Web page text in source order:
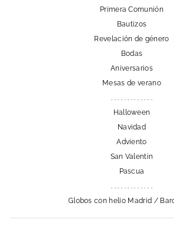
Primera Comunión
Bautizos
Revelación de género
Bodas
Aniversarios
Mesas de verano
. . . . . . . . . . . . .
Halloween
Navidad
Adviento
San Valentin
Pascua
Globos con helio Madrid /